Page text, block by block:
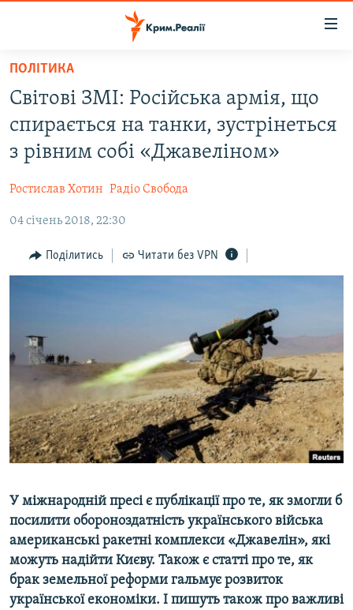
Перейти
основного
матеріалу
Перейти
до
основної
Перейти
пошуку
ВІДЕО ТА ФОТО
БЛОГИ
ПОГЛЯД
ІНТЕРВ'Ю
ДЕПОРТАЦІЯ
ВІДЕОУРОКИ «ELIFBE»
СВІДЧЕННЯ ОКУПАЦІЇ
УКРАЇНСЬКА ПРОБЛЕМА КРИМУ
ІНФОГРАФІКА
ЯК ОБІЙТИ БЛОКУВАННЯ
Русский
Qırımtatar
ДОЛУЧАЙСЯ!
Усі сайти RFE/RL
ПОЛІТИКА
Світові ЗМІ: Російська армія, що
спирається на танки, зустрінеться
з рівним собі «Джавеліном»
Ростислав Хотин Радіо Свобода
04 січень 2018, 22:30
Поділитись Читати без VPN
У міжнародній пресі є публікації про те, як змогли б
посилити обороноздатність українського війська
американські ракетні комплекси «Джавелін», які
можуть надійти Києву. Також є статті про те, як
брак земельної реформи гальмує розвиток
української економіки. І пишуть також про важливі